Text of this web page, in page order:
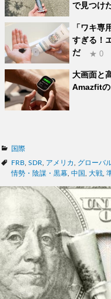
で見つけ
「ワキ
すぎる！
だ
★ 0
大画面と
Amazfitの
カ
テ
ゴ
ー
国際
タ
グ
FRB SDR アメリカ グローバ
情勢・陰謀・黒幕 中国 大戦